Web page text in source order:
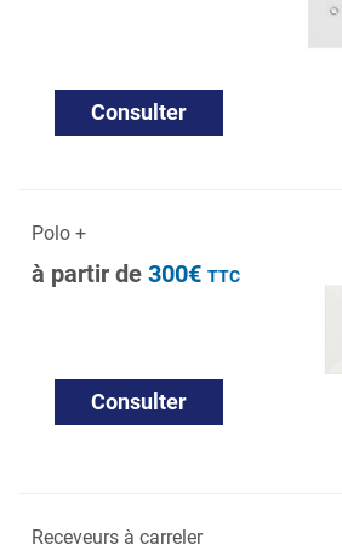
Consulter
Polo +
à partir de 300€ TTC
Consulter
Receveurs à carreler